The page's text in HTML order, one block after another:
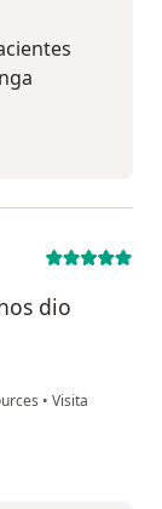
dio
• Visita